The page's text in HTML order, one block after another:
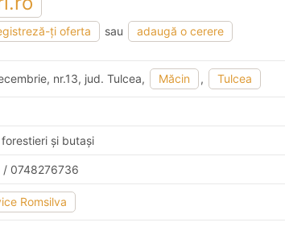
ți oferta sau
adaugă o cerere
nr.13, jud. Tulcea, Măcin , Tulcea
și butași
0 240 571 020 / 0748276736
Romsilva